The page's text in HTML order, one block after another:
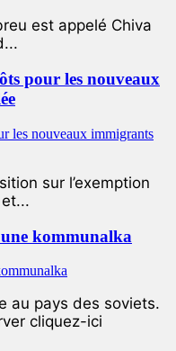
est appelé Chiva
pour les nouveaux
sur l’exemption
kommunalka
au pays des soviets.
cliquez-ici